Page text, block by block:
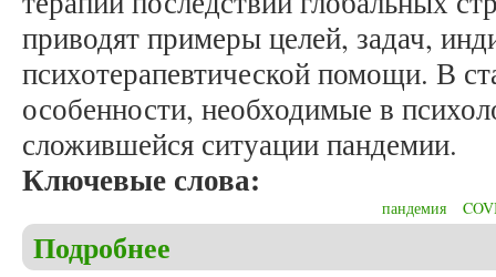
приводят примеры целей, задач,
психотерапевтической помощи. В
особенности, необходимые в
сложившейся ситуации пандемии.
Ключевые слова:
пандемия
Подробнее